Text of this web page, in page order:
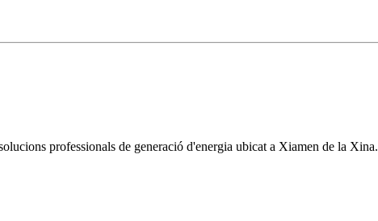
professionals de generació d'energia ubicat a Xiamen de la Xina.